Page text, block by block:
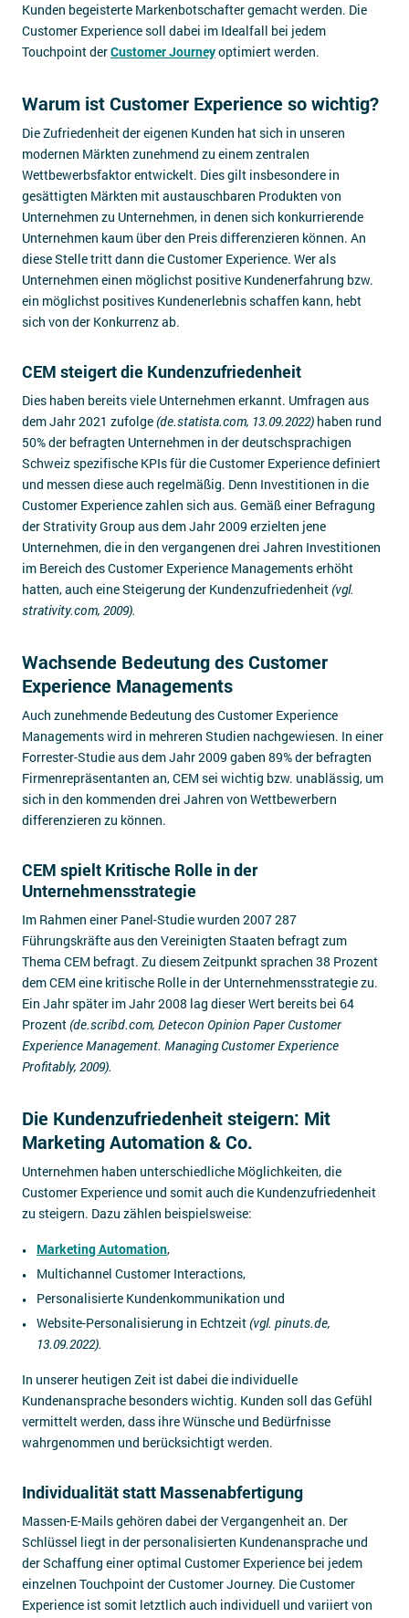
Kunden begeisterte Markenbotschafter gemacht werden. Die
Customer Experience soll dabei im Idealfall bei jedem
Touchpoint derCustomer Journeyoptimiert werden.
Warum ist Customer Experience so wichtig?
Die Zufriedenheit der eigenen Kunden hat sich in unseren
modernen Märkten zunehmend zu einem zentralen
Wettbewerbsfaktor entwickelt. Dies gilt insbesondere in
gesättigten Märkten mit austauschbaren Produkten von
Unternehmen zu Unternehmen, in denen sich konkurrierende
Unternehmen kaum über den Preis differenzieren können. An
diese Stelle tritt dann die Customer Experience. Wer als
Unternehmen einen möglichst positive Kundenerfahrung bzw.
ein möglichst positives Kundenerlebnis schaffen kann, hebt
sich von der Konkurrenz ab.
CEM steigert die Kundenzufriedenheit
Dies haben bereits viele Unternehmen erkannt. Umfragen aus
dem Jahr 2021 zufolge(de.statista.com, 13.09.2022) haben rund
50% der befragten Unternehmen in der deutschsprachigen
Schweiz spezifische KPIs für die Customer Experience definiert
und messen diese auch regelmäßig. Denn Investitionen in die
Customer Experience zahlen sich aus. Gemäß einer Befragung
der Strativity Group aus dem Jahr 2009 erzielten jene
Unternehmen, die in den vergangenen drei Jahren Investitionen
im Bereich des Customer Experience Managements erhöht
hatten, auch eine Steigerung der Kundenzufriedenheit(vgl.
strativity.com, 2009).
Wachsende Bedeutung des Customer
Experience Managements
Auch zunehmende Bedeutung des Customer Experience
Managements wird in mehreren Studien nachgewiesen. In einer
Forrester-Studie aus dem Jahr 2009 gaben 89% der befragten
Firmenrepräsentanten an, CEM sei wichtig bzw. unablässig, um
sich in den kommenden drei Jahren von Wettbewerbern
differenzieren zu können.
CEM spielt Kritische Rolle in der
Unternehmensstrategie
Im Rahmen einer Panel-Studie wurden 2007 287
Führungskräfte aus den Vereinigten Staaten befragt zum
Thema CEM befragt. Zu diesem Zeitpunkt sprachen 38 Prozent
dem CEM eine kritische Rolle in der Unternehmensstrategie zu.
Ein Jahr später im Jahr 2008 lag dieser Wert bereits bei 64
Prozent(de.scribd.com, Detecon Opinion Paper Customer
Experience Management. Managing Customer Experience
Profitably, 2009).
Die Kundenzufriedenheit steigern: Mit
Marketing Automation & Co.
Unternehmen haben unterschiedliche Möglichkeiten, die
Customer Experience und somit auch die Kundenzufriedenheit
zu steigern. Dazu zählen beispielsweise:
Marketing Automation,
Multichannel Customer Interactions,
Personalisierte Kundenkommunikation und
Website-Personalisierung in Echtzeit(vgl. pinuts.de,
13.09.2022).
In unserer heutigen Zeit ist dabei die individuelle
Kundenansprache besonders wichtig. Kunden soll das Gefühl
vermittelt werden, dass ihre Wünsche und Bedürfnisse
wahrgenommen und berücksichtigt werden.
Individualität statt Massenabfertigung
Massen-E-Mails gehören dabei der Vergangenheit an. Der
Schlüssel liegt in der personalisierten Kundenansprache und
der Schaffung einer optimal Customer Experience bei jedem
einzelnen Touchpoint der Customer Journey. Die Customer
Experience ist somit letztlich auch individuell und variiert von